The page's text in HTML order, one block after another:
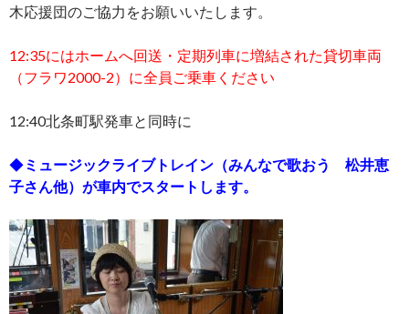
木応援団のご協力をお願いいたします。
12:35にはホームへ回送・定期列車に増結された貸切車両
（フラワ2000-2）に全員ご乗車ください
12:40北条町駅発車と同時に
◆ミュージックライブトレイン（みんなで歌おう 松井恵
子さん他）が車内でスタートします。